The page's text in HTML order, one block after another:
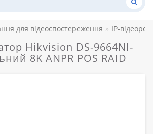
для відеоспостереження IP-
Hikvision DS-9664NI-
8K ANPR POS RAID